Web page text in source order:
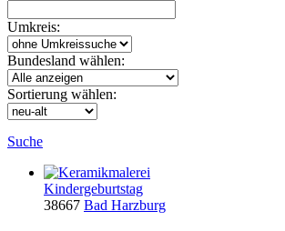
Umkreis:
Bundesland wählen:
Sortierung wählen:
Suche
Kindergeburtstag
38667 Bad Harzburg